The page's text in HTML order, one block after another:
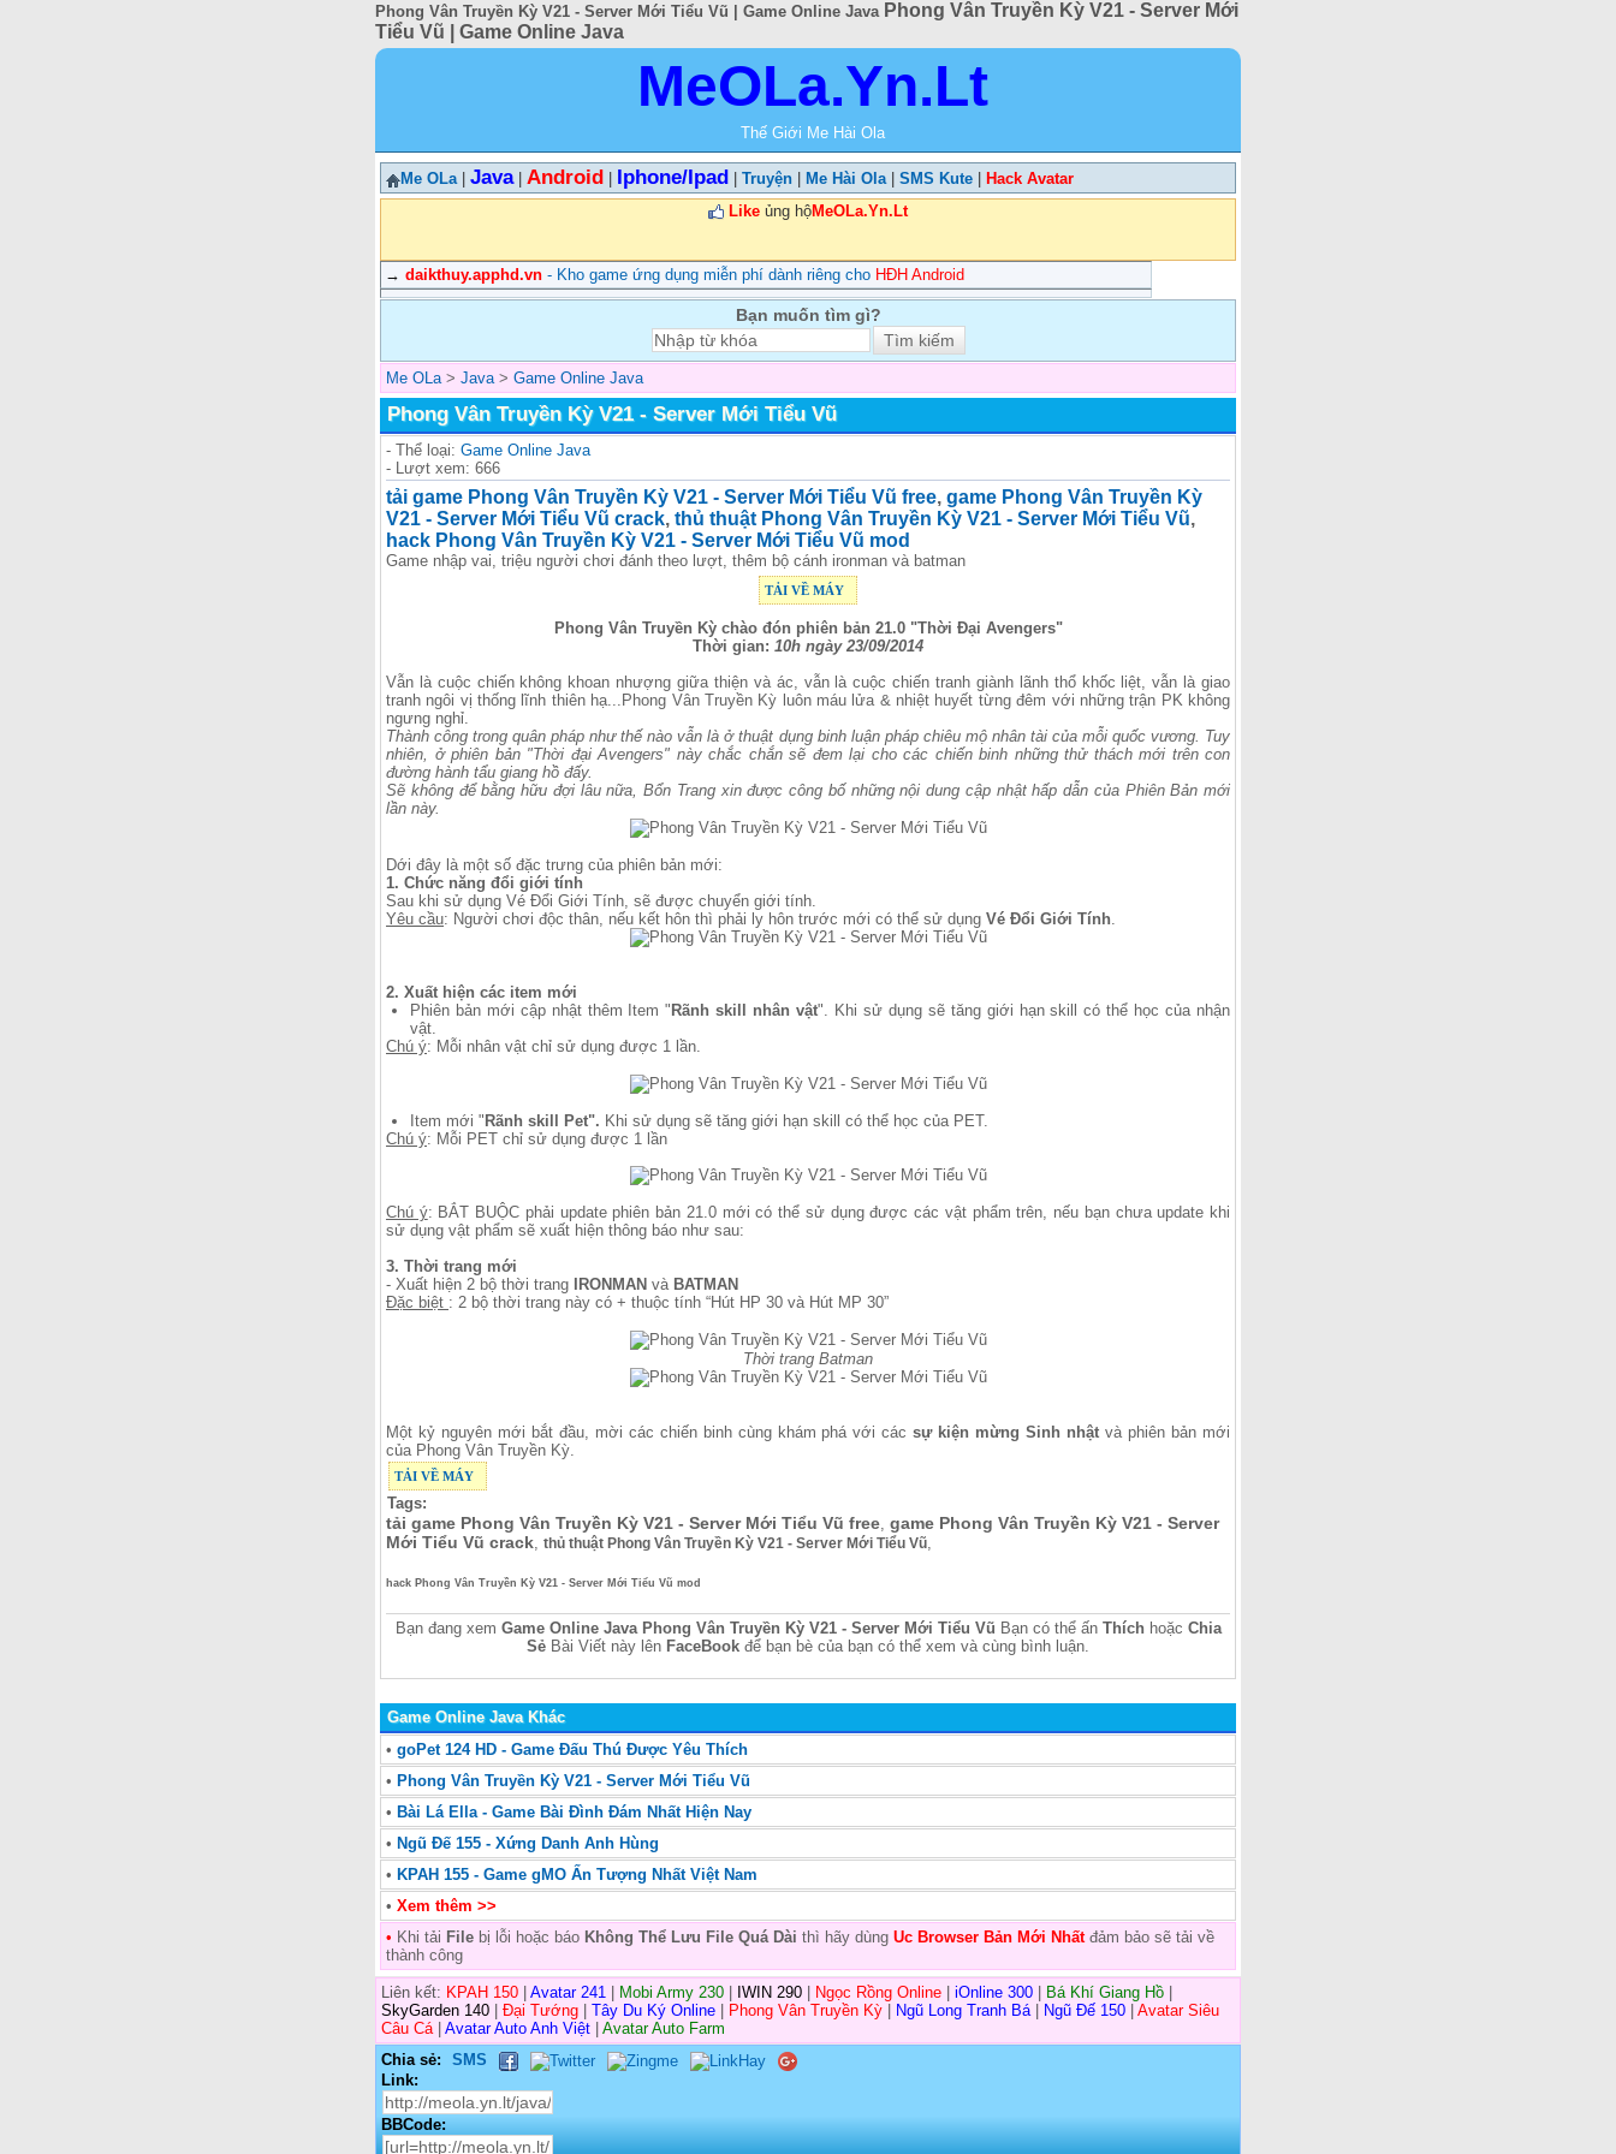
Phong Vân Truyền Kỳ V21 - Server Mới Tiểu Vũ | Game Online Java Phong Vân Truyền Kỳ V21 - Server Mới
Tiểu Vũ | Game Online Java
MeOLa.Yn.Lt
Thế Giới Me Hài Ola
Me OLa| Java| Android Iphone/Ipad Truyện Me Hài Ola| SMS Kute
Hack Avatar
Like ủng hộMeOLa.Yn.Lt
→ daikthuy.apphd.vn - Kho game ứng dụng miễn phí dành riêng cho HĐH Android
Bạn muốn tìm gì?
Me OLa> Java> Game Online Java
Phong Vân Truyền Kỳ V21 - Server Mới Tiểu Vũ
- Thể loại: Game Online Java
- Lượt xem: 666
tải game Phong Vân Truyền Kỳ V21 - Server Mới Tiểu Vũ free, game Phong Vân Truyền Kỳ
V21 - Server Mới Tiểu Vũ crack, thủ thuật Phong Vân Truyền Kỳ V21 - Server Mới Tiểu Vũ,
hack Phong Vân Truyền Kỳ V21 - Server Mới Tiểu Vũ mod
Game nhập vai, triệu người chơi đánh theo lượt, thêm bộ cánh ironman và batman
TẢI VỀ MÁY
Phong Vân Truyền Kỳ chào đón phiên bản 21.0 "Thời Đại Avengers"
Thời gian: 10h ngày 23/09/2014
Vẫn là cuộc chiến không khoan nhượng giữa thiện và ác, vẫn là cuộc chiến tranh giành lãnh thổ khốc liệt, vẫn là giao
tranh ngôi vị thống lĩnh thiên hạ...Phong Vân Truyền Kỳ luôn máu lửa & nhiệt huyết từng đêm với những trận PK không
ngưng nghỉ.
Thành công trong quân pháp như thế nào vẫn là ở thuật dụng binh luận pháp chiêu mộ nhân tài của mỗi quốc vương. Tuy
nhiên, ở phiên bản "Thời đại Avengers" này chắc chắn sẽ đem lại cho các chiến binh những thử thách mới trên con
đường hành tẩu giang hồ đấy.
Sẽ không để bằng hữu đợi lâu nữa, Bổn Trang xin được công bố những nội dung cập nhật hấp dẫn của Phiên Bản mới
lần này.
Dới đây là một số đặc trưng của phiên bản mới:
1. Chức năng đổi giới tính
Sau khi sử dụng Vé Đổi Giới Tính, sẽ được chuyển giới tính.
Yêu cầu: Người chơi độc thân, nếu kết hôn thì phải ly hôn trước mới có thể sử dụng Vé Đổi Giới Tính
2. Xuất hiện các item mới
Phiên bản mới cập nhật thêm Item " Rãnh skill nhân vật". Khi sử dụng sẽ tăng giới hạn skill có thể học của nhận
vật.
Chú ý: Mỗi nhân vật chỉ sử dụng được 1 lần.
Item mới " Rãnh skill Pet". Khi sử dụng sẽ tăng giới hạn skill có thể học của PET.
Chú ý: Mỗi PET chỉ sử dụng được 1 lần
Chú ý: BẮT BUỘC phải update phiên bản 21.0 mới có thể sử dụng được các vật phẩm trên, nếu bạn chưa update khi
sử dụng vật phẩm sẽ xuất hiện thông báo như sau:
3. Thời trang mới
- Xuất hiện 2 bộ thời trang
IRONMAN và BATMAN
Đặc biệt : 2 bộ thời trang này có + thuộc tính “Hút HP 30 và Hút MP 30”
Thời trang Batman
Một kỷ nguyên mới bắt đầu, mời các chiến binh cùng khám phá với cácsự kiện mừng Sinh nhật và phiên bản mới
của Phong Vân Truyền Kỳ.
TẢI VỀ MÁY
Tags:
tải game Phong Vân Truyền Kỳ V21 - Server Mới Tiểu Vũ free, game Phong Vân Truyền Kỳ V21 - Server
Mới Tiểu Vũ crack, thủ thuật Phong Vân Truyền Kỳ V21 - Server Mới Tiểu Vũ,
hack Phong Vân Truyền Kỳ V21 - Server Mới Tiểu Vũ mod
Bạn đang xem Game Online Java Phong Vân Truyền Kỳ V21 - Server Mới Tiểu Vũ Bạn có thể ấn Thích hoặc Chia
Sẻ Bài Viết này lên FaceBook để bạn bè của bạn có thể xem và cùng bình luận.
Game Online Java Khác
• goPet 124 HD - Game Đấu Thú Được Yêu Thích
• Phong Vân Truyền Kỳ V21 - Server Mới Tiểu Vũ
• Bài Lá Ella - Game Bài Đình Đám Nhất Hiện Nay
• Ngũ Đế 155 - Xứng Danh Anh Hùng
• KPAH 155 - Game gMO Ấn Tượng Nhất Việt Nam
• Xem thêm >>
• Khi tải File bị lỗi hoặc báo Không Thể Lưu File Quá Dài thì hãy dùng Uc Browser Bản Mới Nhấtđảm bảo sẽ tải về
thành công
Liên kết: KPAH 150 Avatar 241 Mobi Army 230 IWIN 290 Ngọc Rồng Online iOnline 300 Bá Khí Giang Hồ
SkyGarden 140
Đại Tướng Tây Du Ký Online Phong Vân Truyền Kỳ Ngũ Long Tranh Bá| Ngũ Đế 150
Avatar Siêu
Câu Cá| Avatar Auto Anh Việt
Avatar Auto Farm
Chia sẻ:
SMS
Link:
BBCode: